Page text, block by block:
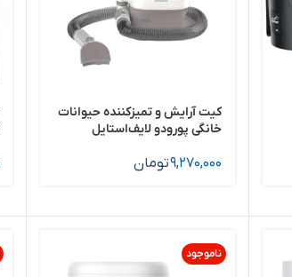
کیت آرایش و تمیزکننده حیوانات
خانگی پورودو لایف‌استایل
Grooming Kit Trimmer &
9,270,000تومان
ناموجود